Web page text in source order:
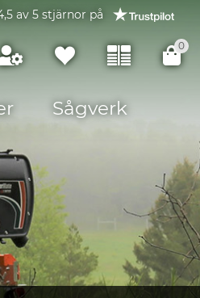
av 5 stjärnor på
0
Sågverk